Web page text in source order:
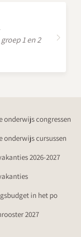
1 en 2
onderwijs congressen
onderwijs cursussen
2026-2027
in het po
2027